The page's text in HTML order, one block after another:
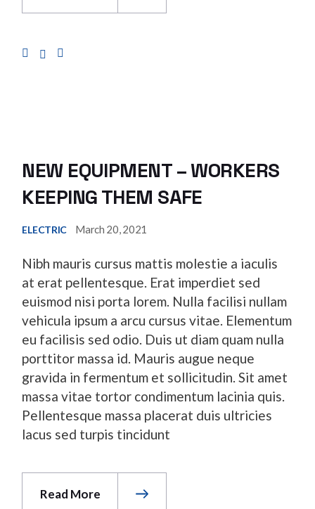
NEW EQUIPMENT – WORKERS
KEEPING THEM SAFE
ELECTRIC March 20, 2021
Nibh mauris cursus mattis molestie a iaculis
at erat pellentesque. Erat imperdiet sed
euismod nisi porta lorem. Nulla facilisi nullam
vehicula ipsum a arcu cursus vitae. Elementum
eu facilisis sed odio. Duis ut diam quam nulla
porttitor massa id. Mauris augue neque
gravida in fermentum et sollicitudin. Sit amet
massa vitae tortor condimentum lacinia quis.
Pellentesque massa placerat duis ultricies
lacus sed turpis tincidunt
Read More